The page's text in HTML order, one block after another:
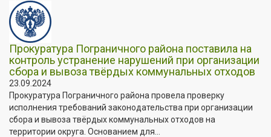
Прокуратура Пограничного района поставила на
контроль устранение нарушений при организации
сбора и вывоза твёрдых коммунальных отходов
23.09.2024
Прокуратура Пограничного района провела проверку
исполнения требований законодательства при организации
сбора и вывоза твёрдых коммунальных отходов на
территории округа. Основанием для...